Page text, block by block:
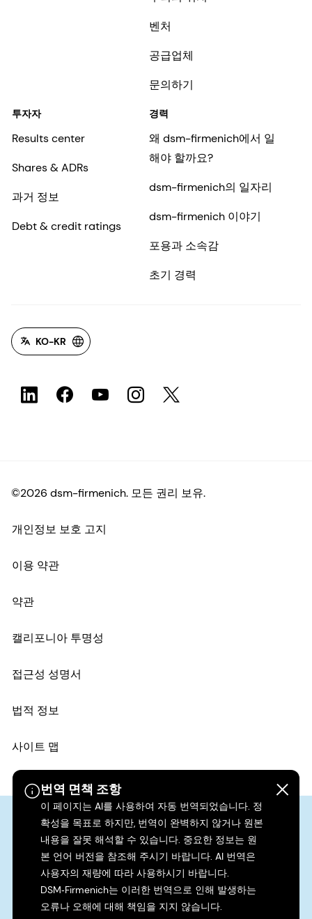
번역 면책 조항
이 페이지는 AI를 사용하여 자동 번역되었습니다. 정
확성을 목표로 하지만, 번역이 완벽하지 않거나 원본
내용을 잘못 해석할 수 있습니다. 중요한 정보는 원
본 언어 버전을 참조해 주시기 바랍니다. AI 번역은
사용자의 재량에 따라 사용하시기 바랍니다.
DSM‑Firmenich는 이러한 번역으로 인해 발생하는
오류나 오해에 대해 책임을 지지 않습니다.
벤처
공급업체
문의하기
투자자
Results center
Shares & ADRs
과거 정보
Debt & credit ratings
경력
왜 dsm-firmenich에서 일
해야 할까요?
dsm-firmenich의 일자리
dsm-firmenich 이야기
포용과 소속감
초기 경력
KO-KR
©2026 dsm-firmenich. 모든 권리 보유.
개인정보 보호 고지
이용 약관
약관
캘리포니아 투명성
접근성 성명서
법적 정보
사이트 맵